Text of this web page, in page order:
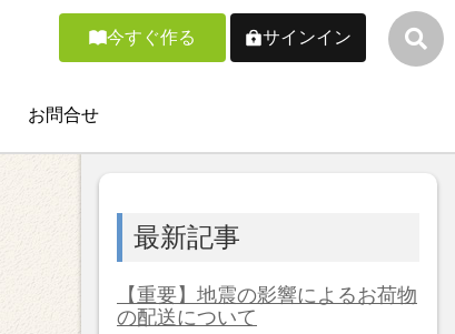
今すぐ作る サインイン
お問合せ
最新記事
【重要】地震の影響によるお荷物
の配送について